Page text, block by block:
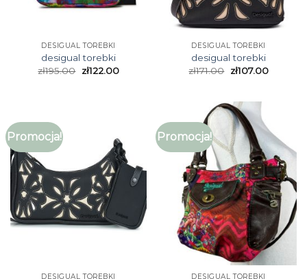
DESIGUAL TOREBKI
desigual torebki
zł195.00 zł122.00
DESIGUAL TOREBKI
desigual torebki
zł171.00 zł107.00
Promocja!
DESIGUAL TOREBKI
Promocja!
DESIGUAL TOREBKI